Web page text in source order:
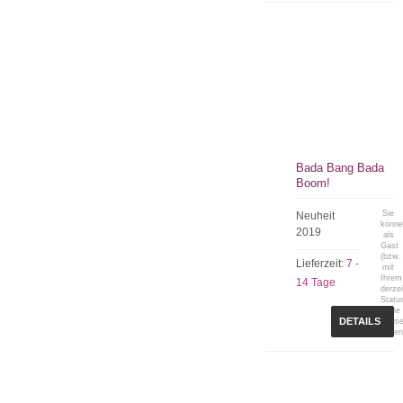
Bada Bang Bada
Boom!
Neuheit
2019
Lieferzeit:7 -
14 Tage
Sie
als
Gast
(bzw.
mit
Ihrem
keine
DETAILS